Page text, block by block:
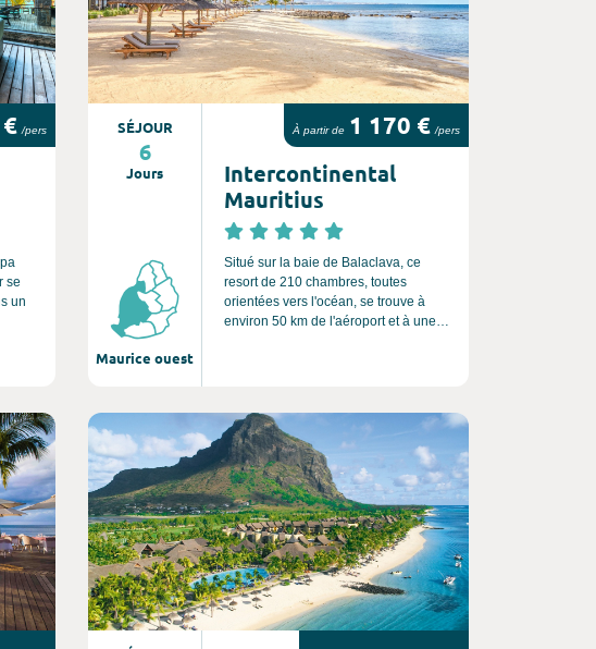
/pers
se
un
SÉJOUR
6
Jours
Maurice ouest
À partir de 1 170 € /pers
Intercontinental
Mauritius
Situé sur la baie de Balaclava, ce
resort de 210 chambres, toutes
orientées vers l'océan, se trouve à
environ 50 km de l'aéroport et à une
Consultez l'offre de voyage